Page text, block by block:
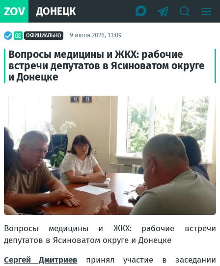
ZOV ДОНЕЦК
ОФИЦИАЛЬНО 9 июля 2026, 13:09
Вопросы медицины и ЖКХ: рабочие
встречи депутатов в Ясиноватом округе
и Донецке
Вопросы медицины и ЖКХ: рабочие встречи
депутатов в Ясиноватом округе и Донецке
Сергей Дмитриев принял участие в заседании